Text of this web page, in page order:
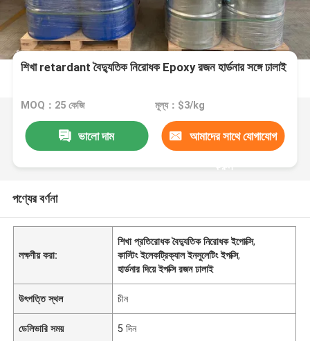
শিখা retardant বৈদ্যুতিক নিরোধক Epoxy রজন হার্ডনার সঙ্গে ঢালাই
MOQ：25 কেজি মূল্য：$3/kg
ভালো দাম আমাদের সাথে যোগাযোগ
করুন
পণ্যের বর্ণনা
লক্ষণীয় করা:
শিখা প্রতিরোধক বৈদ্যুতিক নিরোধক ইপোক্সি,
কাস্টিং ইলেকট্রিক্যাল ইনসুলেটিং ইপক্সি,
হার্ডনার দিয়ে ইপক্সি রজন ঢালাই
উৎপত্তি স্থল চীন
ডেলিভারি সময় 5 দিন